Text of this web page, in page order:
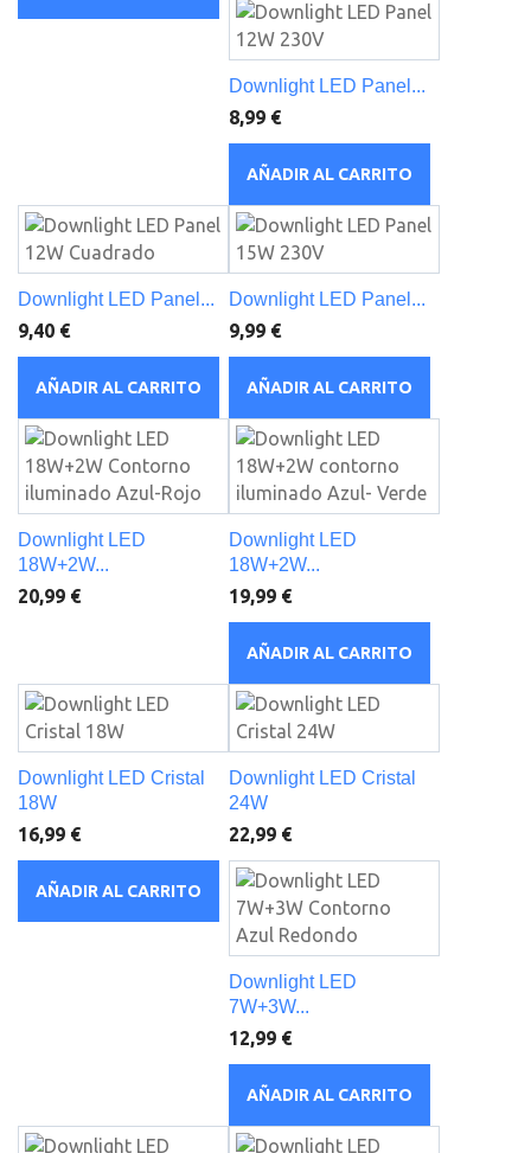
Downlight LED Panel...
8,99 €
AÑADIR AL CARRITO
Downlight LED Panel...
9,40 €
AÑADIR AL CARRITO
Downlight LED Panel...
9,99 €
AÑADIR AL CARRITO
Downlight LED
18W+2W...
20,99 €
Downlight LED
18W+2W...
19,99 €
AÑADIR AL CARRITO
Downlight LED Cristal
18W
16,99 €
AÑADIR AL CARRITO
Downlight LED Cristal
24W
22,99 €
Downlight LED
7W+3W...
12,99 €
AÑADIR AL CARRITO